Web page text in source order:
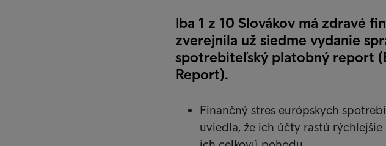
Iba 1 z 10 Slovákov má zdravé
zverejnila už siedme vydanie
spotrebiteľský platobný report
Report).
Finančný stres európskych
uviedla, že ich účty rastú